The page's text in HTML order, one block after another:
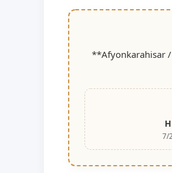
**Afyonkarahisar /
7/